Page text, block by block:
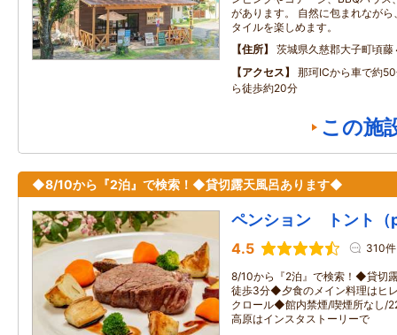
があります。 自然に包まれなが
タイルを楽しめます。
住所
茨城県久慈郡大子町頃藤
アクセス
那珂ICから車で約
ら徒歩約20分
この施
◆8/10から『2泊』で検索！◆貸切露天風呂あります◆
ペンション トント
4.5 310件
8/10から『2泊』で検索！◆貸切
徒歩3分◆夕食のメイン料理はヒ
クロール◆館内禁煙/喫煙所なし/
高原はインスタストーリーで